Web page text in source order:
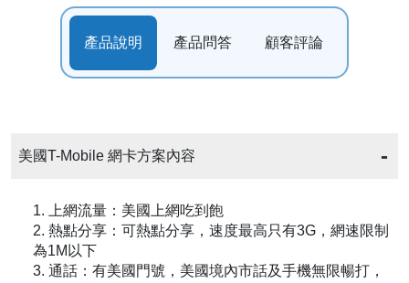
產品說明 產品問答 顧客評論
美國T-Mobile 網卡方案內容
1. 上網流量：美國上網吃到飽
2. 熱點分享：可熱點分享，速度最高只有3G，網速限制
為1M以下
3. 通話：有美國門號，美國境內市話及手機無限暢打，